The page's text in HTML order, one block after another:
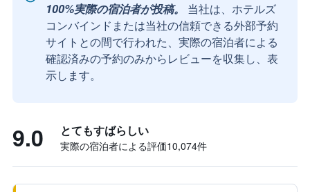
100%実際の宿泊者が投稿。
当社は、ホテルズ
コンバインドまたは当社の信頼できる外部予約
サイトとの間で行われた、実際の宿泊者による
確認済みの予約のみからレビューを収集し、表
示します。
9.0 とてもすばらしい
実際の宿泊者による評価10,074​件